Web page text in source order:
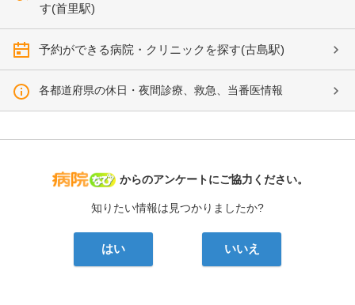
す(首里駅)
予約ができる病院・クリニックを探す(古島駅)
各都道府県の休日・夜間診療、救急、当番医情報
病院なび
からのアンケートにご協力ください。
知りたい情報は見つかりましたか?
はい いいえ